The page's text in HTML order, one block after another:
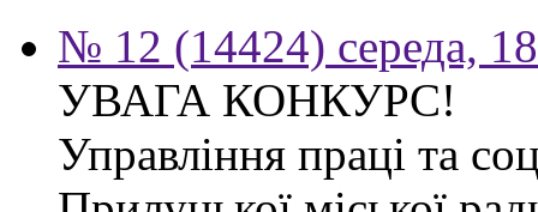
№ 12 (14424) середа,
УВАГА КОНКУРС!
Управління праці та